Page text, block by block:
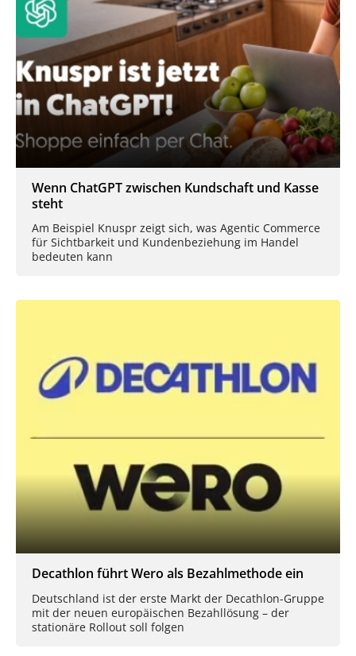
Wenn ChatGPT zwischen Kundschaft und Kasse
steht
Am Beispiel Knuspr zeigt sich, was Agentic Commerce
für Sichtbarkeit und Kundenbeziehung im Handel
bedeuten kann
Decathlon führt Wero als Bezahlmethode ein
Deutschland ist der erste Markt der Decathlon-Gruppe
mit der neuen europäischen Bezahllösung – der
stationäre Rollout soll folgen